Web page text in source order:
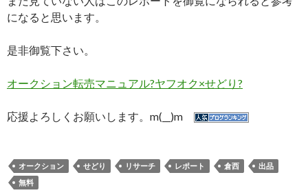
になると思います。
是非御覧下さい。
オークション転売マニュアル?ヤフオク×せどり?
応援よろしくお願いします。m(__)m
オークション せどり リサーチ レポート 倉西
出品
無料